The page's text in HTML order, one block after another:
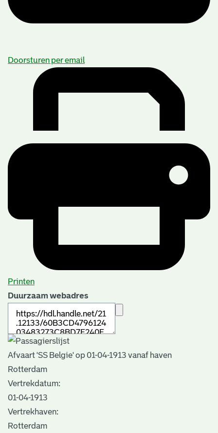
Doorsturen per email
Printen
Duurzaam webadres
Afvaart 'SS Belgie' op 01-04-1913 vanaf haven
Rotterdam
Vertrekdatum:
01-04-1913
Vertrekhaven:
Rotterdam